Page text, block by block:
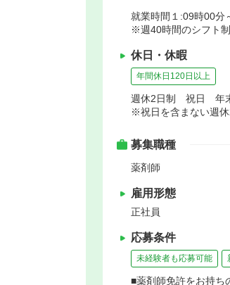
就業時間１:09時00分
※週40時間のシフト制
休日・休暇
年間休日120日以上
週休2日制 祝日 年
※祝日を含まない週
募集職種
薬剤師
雇用形態
正社員
応募条件
未経験者も応募可能
■薬剤師免許をお持ち